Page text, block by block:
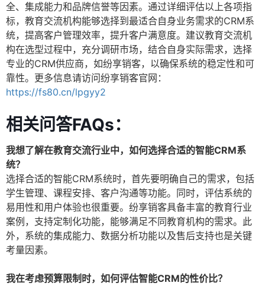
全、集成能力和品牌信誉等因素。通过详细评估以上各项指
标，教育交流机构能够选择到最适合自身业务需求的CRM系
统，提高客户管理效率，提升客户满意度。建议教育交流机
构在选型过程中，充分调研市场，结合自身实际需求，选择
专业的CRM供应商，如纷享销客，以确保系统的稳定性和可
靠性。更多信息请访问纷享销客官网：
https://fs80.cn/lpgyy2
相关问答FAQs：
我想了解在教育交流行业中，如何选择合适的智能CRM系
统？
选择合适的智能CRM系统时，首先要明确自己的需求，包括
学生管理、课程安排、客户沟通等功能。同时，评估系统的
易用性和用户体验也很重要。纷享销客具备丰富的教育行业
案例，支持定制化功能，能够满足不同教育机构的需求。此
外，系统的集成能力、数据分析功能以及售后支持也是关键
考量因素。
我在考虑预算限制时，如何评估智能CRM的性价比？